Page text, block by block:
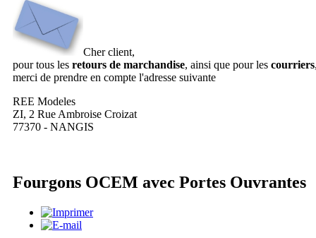
Cher client,
pour tous les retours de marchandise, ainsi que pour les courriers
merci de prendre en compte l'adresse suivante
REE Modeles
ZI, 2 Rue Ambroise Croizat
77370 - NANGIS
Fourgons OCEM avec Portes Ouvrantes